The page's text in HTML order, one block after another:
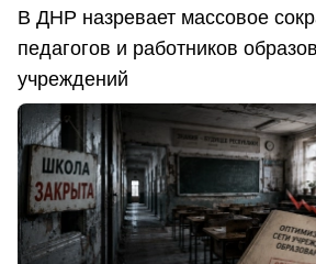
В ДНР назревает массовое
педагогов и работников
учреждений